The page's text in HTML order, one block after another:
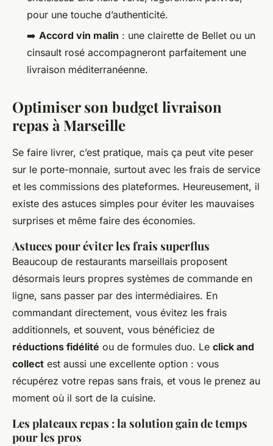
pour une touche d’authenticité.
➡️ Accord vin malin : une clairette de Bellet ou un
cinsault rosé accompagneront parfaitement une
livraison méditerranéenne.
Optimiser son budget livraison
repas à Marseille
Se faire livrer, c’est pratique, mais ça peut vite peser
sur le porte-monnaie, surtout avec les frais de service
et les commissions des plateformes. Heureusement, il
existe des astuces simples pour éviter les mauvaises
surprises et même faire des économies.
Astuces pour éviter les frais superflus
Beaucoup de restaurants marseillais proposent
désormais leurs propres systèmes de commande en
ligne, sans passer par des intermédiaires. En
commandant directement, vous évitez les frais
additionnels, et souvent, vous bénéficiez de
réductions fidélité ou de formules duo. Le click and
collect est aussi une excellente option : vous
récupérez votre repas sans frais, et vous le prenez au
moment où il sort de la cuisine.
Les plateaux repas : la solution gain de temps
pour les pros